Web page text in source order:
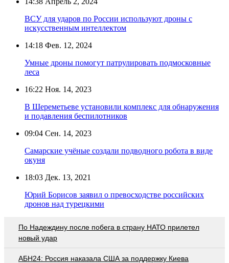
ВСУ для ударов по России используют дроны с
искусственным интеллектом
14:18 Фев. 12, 2024
Умные дроны помогут патрулировать подмосковные
леса
16:22 Ноя. 14, 2023
В Шереметьеве установили комплекс для обнаружения
и подавления беспилотников
09:04 Сен. 14, 2023
Самарские учёные создали подводного робота в виде
окуня
18:03 Дек. 13, 2021
Юрий Борисов заявил о превосходстве российских
дронов над турецкими
По Надеждину после побега в страну НАТО прилетел
новый удар
АБН24: Россия наказала США за поддержку Киева